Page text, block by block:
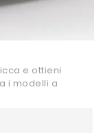
e ottieni
i modelli a